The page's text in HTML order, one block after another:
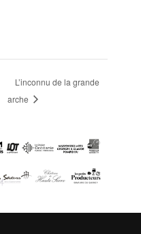
L’inconnu de la grande
arche